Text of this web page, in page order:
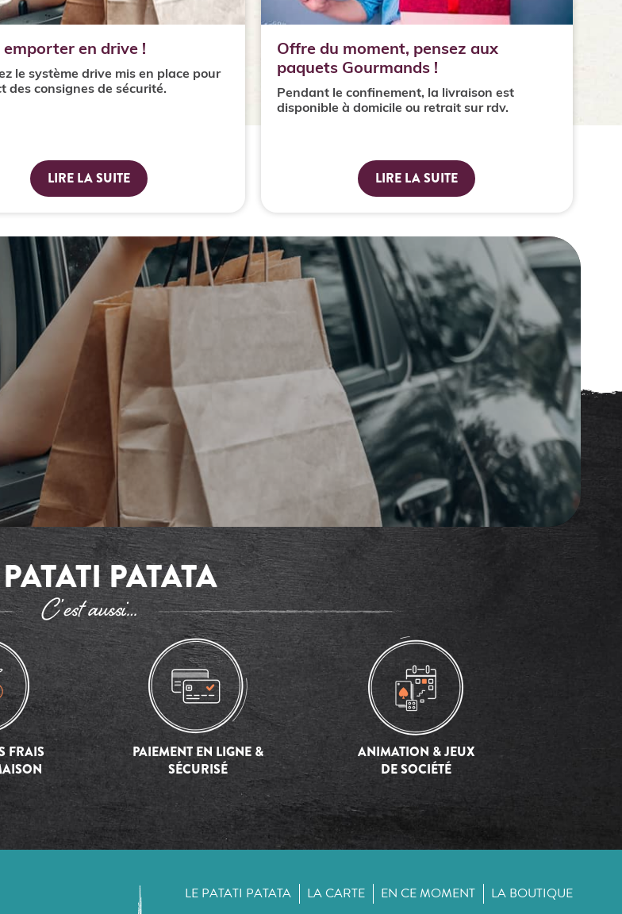
emporter en drive !
le système drive mis en place pour
des consignes de sécurité.
LIRE LA SUITE
Offre du moment, pensez aux
paquets Gourmands !
Pendant le confinement, la livraison est
disponible à domicile ou retrait sur rdv.
LIRE LA SUITE
PATATA
C’est aussi…
FRAIS
PAIEMENT EN LIGNE &
SÉCURISÉ
ANIMATION & JEUX
DE SOCIÉTÉ
LE PATATI PATATA LA CARTE EN CE MOMENT LA BOUTIQUE